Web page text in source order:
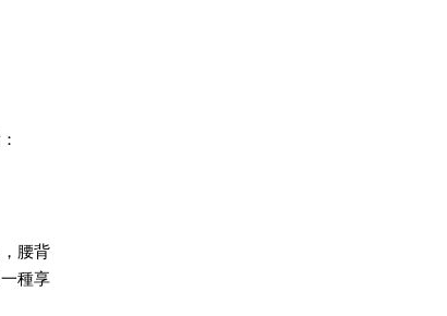
腰背
種享